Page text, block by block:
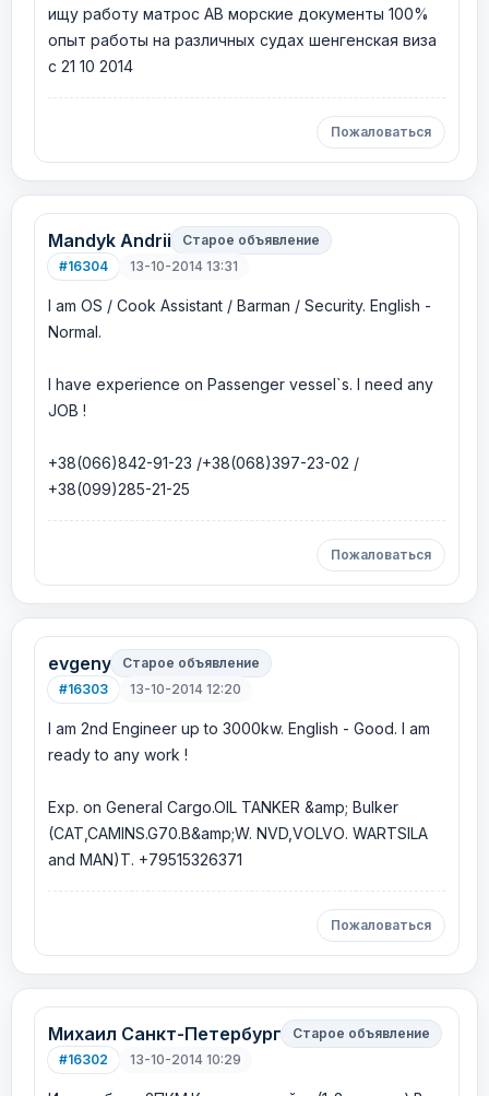
ищу работу матрос АВ морские документы 100%
опыт работы на различных судах шенгенская виза
с 21 10 2014
Пожаловаться
Mandyk Andrii
Старое объявление
#16304
13-10-2014 13:31
I am OS / Cook Assistant / Barman / Security. English -
Normal.
I have experience on Passenger vessel`s. I need any
JOB !
+38(066)842-91-23 /+38(068)397-23-02 /
+38(099)285-21-25
Пожаловаться
evgeny
Старое объявление
#16303
13-10-2014 12:20
I am 2nd Engineer up to 3000kw. English - Good. I am
ready to any work !
Exp. on General Cargo.OIL TANKER &amp; Bulker
(CAT,CAMINS.G70.B&amp;W. NVD,VOLVО. WARTSILA
and MAN)T. +79515326371
Пожаловаться
Михаил Санкт-Петербург
Старое объявление
#16302
13-10-2014 10:29